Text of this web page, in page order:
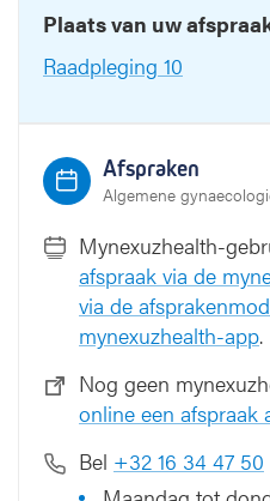
Plaats van uw
Raadpleging 10
Afspraken
Algemene
Mynexuzhealth-
afspraak via de
via de
mynexuzhealth-app.
Nog geen
online een afspraak
Bel +32 16 34 47 50